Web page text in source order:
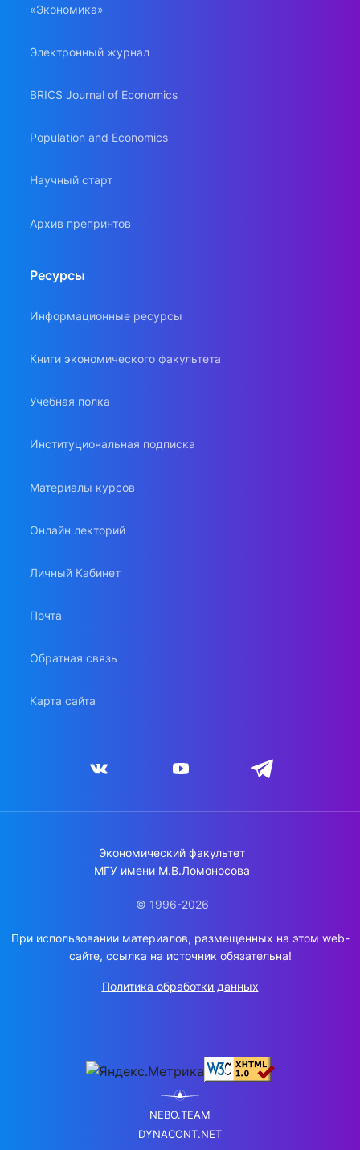
«Экономика»
Электронный журнал
BRICS Journal of Economics
Population and Economics
Научный старт
Архив препринтов
Ресурсы
Информационные ресурсы
Книги экономического факультета
Учебная полка
Институциональная подписка
Материалы курсов
Онлайн лекторий
Личный Кабинет
Почта
Обратная связь
Карта сайта
Экономический факультет
МГУ имени М.В.Ломоносова
© 1996-2026
При использовании материалов, размещенных на этом web-
сайте, ссылка на источник обязательна!
Политика обработки данных
NEBO.TEAM
DYNACONT.NET